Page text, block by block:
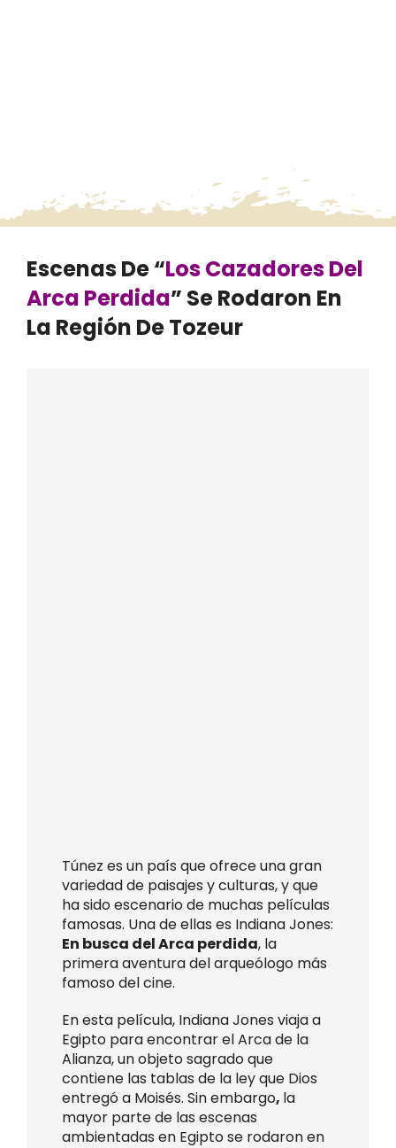
Escenas De “Los Cazadores Del
Arca Perdida” Se Rodaron En
La Región De Tozeur
Túnez es un país que ofrece una gran
variedad de paisajes y culturas, y que
ha sido escenario de muchas películas
famosas. Una de ellas es Indiana Jones:
En busca del Arca perdida, la
primera aventura del arqueólogo más
famoso del cine.
En esta película, Indiana Jones viaja a
Egipto para encontrar el Arca de la
Alianza, un objeto sagrado que
contiene las tablas de la ley que Dios
entregó a Moisés. Sin embargo, la
mayor parte de las escenas
ambientadas en Egipto se rodaron en